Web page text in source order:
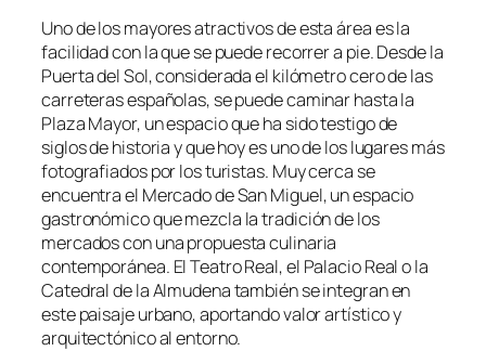
Uno de los mayores atractivos de esta área es la
facilidad con la que se puede recorrer a pie. Desde la
Puerta del Sol, considerada el kilómetro cero de las
carreteras españolas, se puede caminar hasta la
Plaza Mayor, un espacio que ha sido testigo de
siglos de historia y que hoy es uno de los lugares más
fotografiados por los turistas. Muy cerca se
encuentra el Mercado de San Miguel, un espacio
gastronómico que mezcla la tradición de los
mercados con una propuesta culinaria
contemporánea. El Teatro Real, el Palacio Real o la
Catedral de la Almudena también se integran en
este paisaje urbano, aportando valor artístico y
arquitectónico al entorno.